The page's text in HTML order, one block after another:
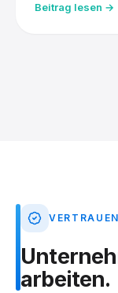
Mitarbeitende,
Beitrag lesen →
VERTRAUEN
arbeiten.